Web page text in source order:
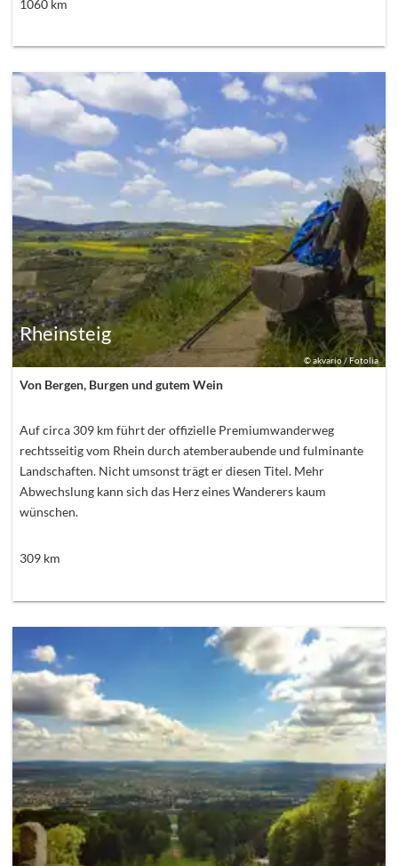
1060km
©akvario / Fotolia
Rheinsteig
Von Bergen, Burgen und gutem Wein
Auf circa 309 km führt der offizielle Premiumwanderweg
rechtsseitig vom Rhein durch atemberaubende und fulminante
Landschaften. Nicht umsonst trägt er diesen Titel. Mehr
Abwechslung kann sich das Herz eines Wanderers kaum
wünschen.
309km